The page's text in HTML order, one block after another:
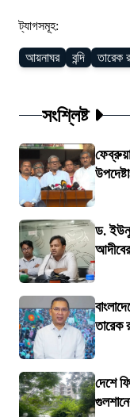
ট্যাগসমূহ:
আয়নাঘর বন্দি তারেক
সংশ্লিষ্ট
ড.
তারেক
দেশে